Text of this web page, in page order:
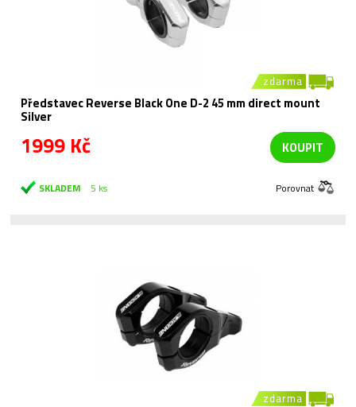
zdarma
Představec Reverse Black One D-2 45 mm direct mount
Silver
1999 Kč KOUPIT
SKLADEM 5 ks Porovnat
zdarma